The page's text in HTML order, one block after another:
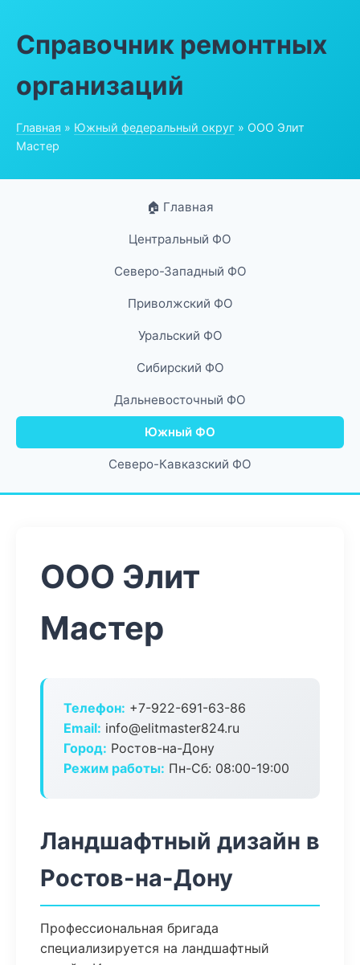
Справочник ремонтных
организаций
Главная » Южный федеральный округ » ООО Элит
Мастер
🏠 Главная
Центральный ФО
Северо-Западный ФО
Приволжский ФО
Уральский ФО
Сибирский ФО
Дальневосточный ФО
Южный ФО
Северо-Кавказский ФО
ООО Элит
Мастер
Телефон: +7-922-691-63-86
Email: info@elitmaster824.ru
Город: Ростов-на-Дону
Режим работы: Пн-Сб: 08:00-19:00
Ландшафтный дизайн в
Ростов-на-Дону
Профессиональная бригада
специализируется на ландшафтный